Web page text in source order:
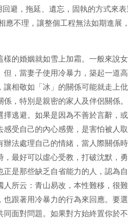
避，拖延、遺忘，固執的方式來
應不理，讓整個工程無法如期進展
的婚姻就如雪上加霜。一般來說
，當妻子使用冷暴力，築起一道
讓相敬如「冰」的關係可能就走上
，特別是親密的家人及伴侶關係
逃避。如果是因為不善於言辭，
受自己的內心感覺，是害怕被人
法處理自己的情緒，當人際關係
最好可以虛心受教，打破沈默，
是那些缺乏自省能力的人，認為
所云：青山易改，本性難移，很
跟著用冷暴力的行為來回應。要
面對問題。如果對方始終置你於